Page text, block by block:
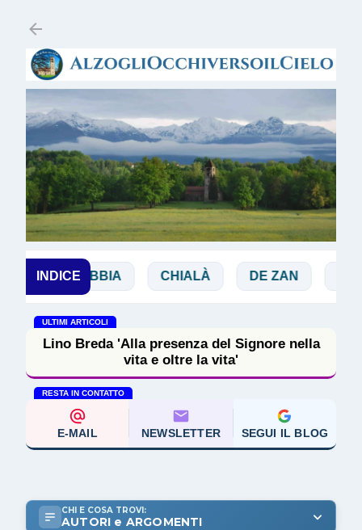
INDICE
BIBBIA CHIALÀ DE ZAN
ULTIMI ARTICOLI
Lino Breda 'Alla presenza del Signore nella
vita e oltre la vita'
RESTA IN CONTATTO
E-MAIL NEWSLETTER SEGUI IL BLOG
CHI E COSA TROVI:
AUTORI e ARGOMENTI